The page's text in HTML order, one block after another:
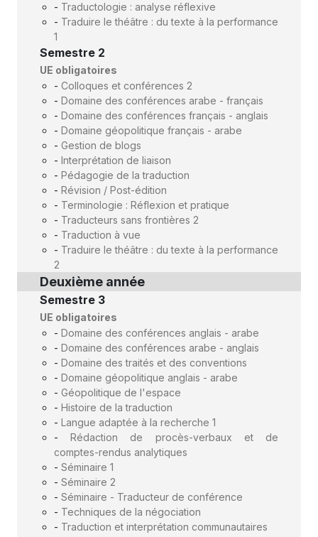
- Traductologie : analyse réflexive
- Traduire le théâtre : du texte à la performance
1
Semestre 2
UE obligatoires
- Colloques et conférences 2
- Domaine des conférences arabe - français
- Domaine des conférences français - anglais
- Domaine géopolitique français - arabe
- Gestion de blogs
- Interprétation de liaison
- Pédagogie de la traduction
- Révision / Post-édition
- Terminologie : Réflexion et pratique
- Traducteurs sans frontières 2
- Traduction à vue
- Traduire le théâtre : du texte à la performance
2
Deuxième année
Semestre 3
UE obligatoires
- Domaine des conférences anglais - arabe
- Domaine des conférences arabe - anglais
- Domaine des traités et des conventions
- Domaine géopolitique anglais - arabe
- Géopolitique de l'espace
- Histoire de la traduction
- Langue adaptée à la recherche 1
-Rédaction de procès-verbaux et de
comptes-rendus analytiques
- Séminaire 1
- Séminaire 2
- Séminaire - Traducteur de conférence
- Techniques de la négociation
- Traduction et interprétation communautaires